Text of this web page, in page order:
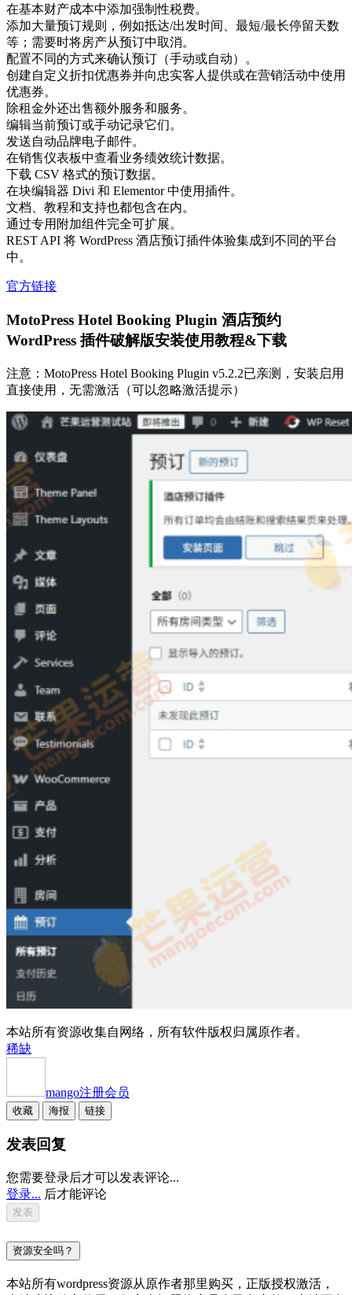
在基本财产成本中添加强制性税费。
添加大量预订规则，例如抵达/出发时间、最短/最长停留天数
等；需要时将房产从预订中取消。
配置不同的方式来确认预订（手动或自动）。
创建自定义折扣优惠券并向忠实客人提供或在营销活动中使用
优惠券。
除租金外还出售额外服务和服务。
编辑当前预订或手动记录它们。
发送自动品牌电子邮件。
在销售仪表板中查看业务绩效统计数据。
下载 CSV 格式的预订数据。
在块编辑器 Divi 和 Elementor 中使用插件。
文档、教程和支持也都包含在内。
通过专用附加组件完全可扩展。
REST API 将 WordPress 酒店预订插件体验集成到不同的平台
中。
官方链接
MotoPress Hotel Booking Plugin 酒店预约
WordPress 插件破解版安装使用教程&下载
注意：MotoPress Hotel Booking Plugin v5.2.2已亲测，安装启用
直接使用，无需激活（可以忽略激活提示）
本站所有资源收集自网络，所有软件版权归属原作者。
稀缺
mango注册会员
收藏 海报 链接
发表回复
您需要登录后才可以发表评论...
登录... 后才能评论
资源安全吗？
本站所有wordpress资源从原作者那里购买，正版授权激活，